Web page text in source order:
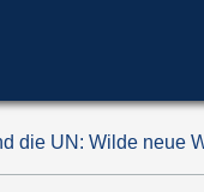
'1')
'2')
die UN: Wilde neue